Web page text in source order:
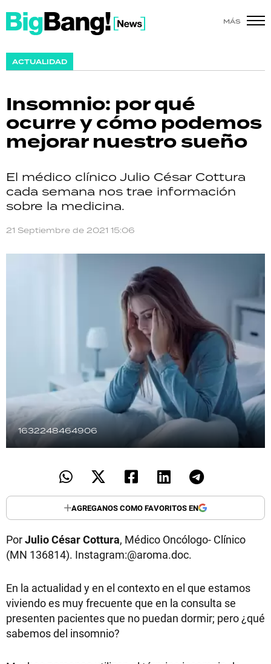
MÁS
ACTUALIDAD
Insomnio: por qué
ocurre y cómo podemos
mejorar nuestro sueño
El médico clínico Julio César Cottura
cada semana nos trae información
sobre la medicina.
21 Septiembre de 2021 15:06
1632248464906
AGREGANOS COMO FAVORITOS EN
PorJulio César Cottura, Médico Oncólogo- Clínico
(MN 136814). Instagram:@aroma.doc.
En la actualidad y en el contexto en el que estamos
viviendo es muy frecuente que en la consulta se
presenten pacientes que no puedan dormir; pero ¿qué
sabemos del insomnio?
SHOW
ACTUALIDAD
POLICIALES
ECONOMÍA
GRAN HERMANO
SALUD
DEPORTES
TECNOLOGÍA
HORÓSCOPO
Seguinos